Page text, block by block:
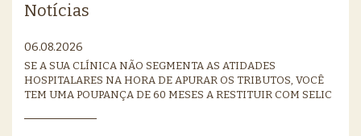
Notícias
06.08.2026
SE A SUA CLÍNICA NÃO SEGMENTA AS ATIDADES
HOSPITALARES NA HORA DE APURAR OS TRIBUTOS, VOCÊ
TEM UMA POUPANÇA DE 60 MESES A RESTITUIR COM SELIC